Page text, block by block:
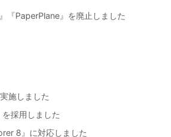
『PaperPlane』を廃止しました
施しました
採用しました
8』に対応しました